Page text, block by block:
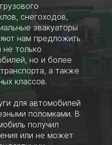
снегоходов,
эвакуаторы
нам предложить
не только
но и более
а также
классов.
для автомобилей
поломками. В
получил
или не может